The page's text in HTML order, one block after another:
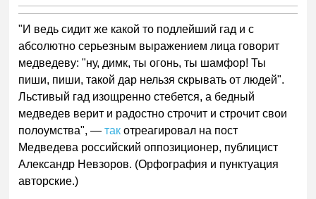
"И ведь сидит же какой то подлейший гад и с
абсолютно серьезным выражением лица говорит
медведеву: "ну, димк, ты огонь, ты шамфор! Ты
пиши, пиши, такой дар нельзя скрывать от людей".
Льстивый гад изощренно стебется, а бедный
медведев верит и радостно строчит и строчит свои
полоумства", —так отреагировал на пост
Медведева российский оппозиционер, публицист
Александр Невзоров. (Орфография и пунктуация
авторские.)